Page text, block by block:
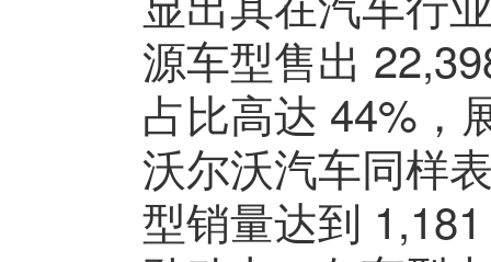
源车型售出
占比高达 44%，
沃尔沃汽车同样
型销量达到